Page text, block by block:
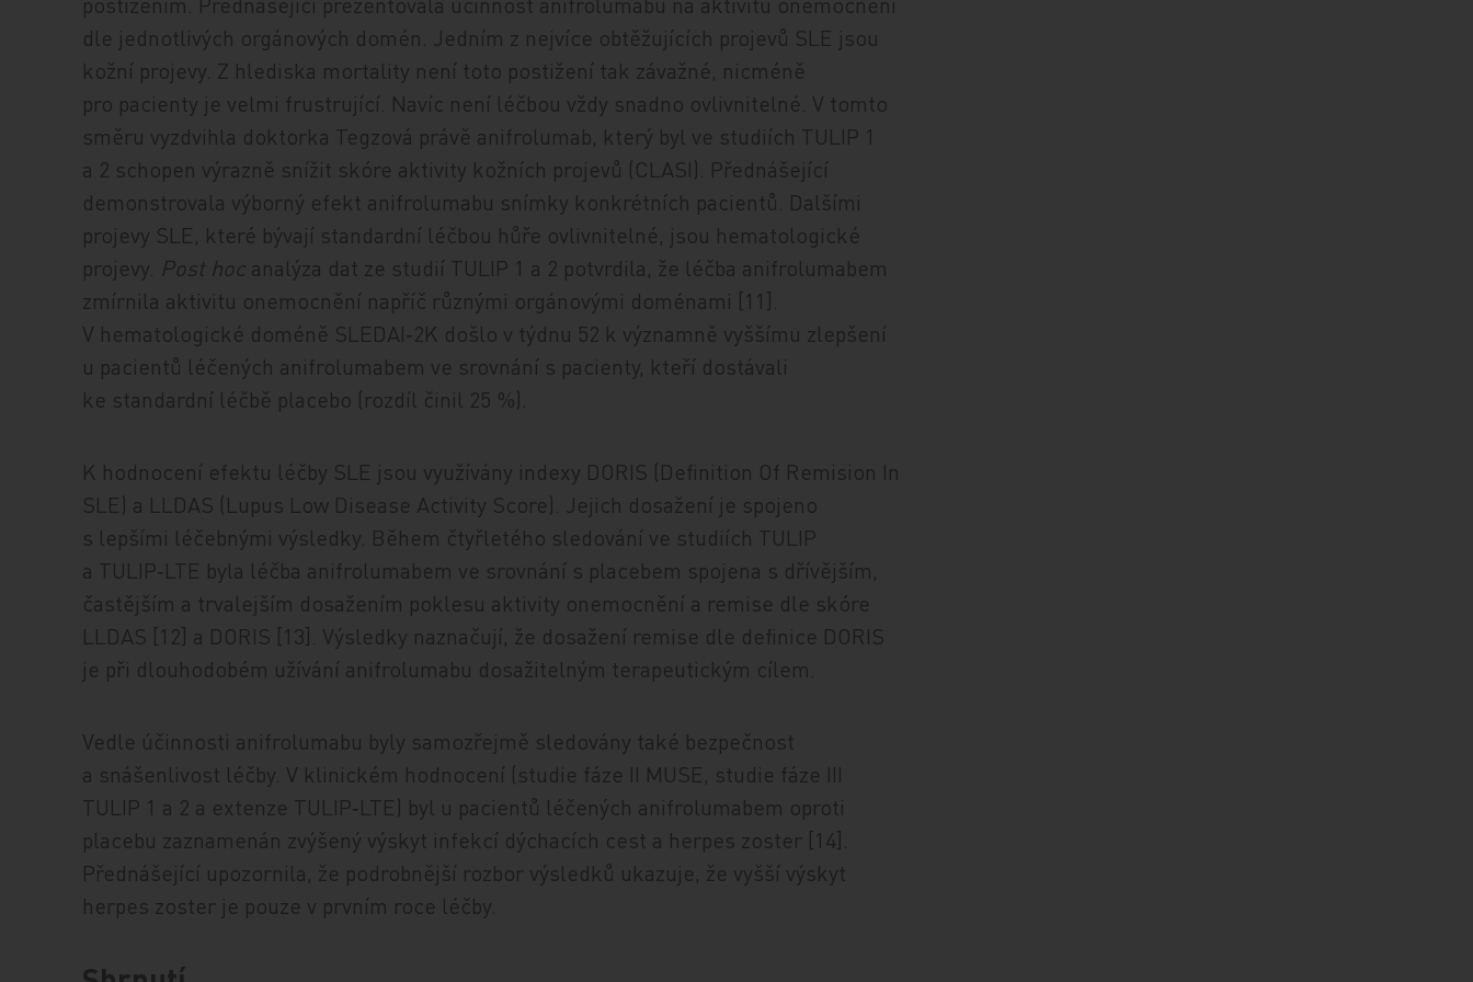
dle jednotlivých orgánových domén. Jedním z nejvíce obtěžujících projevů SLE jsou
kožní projevy. Z hlediska mortality není toto postižení tak závažné, nicméně
pro pacienty je velmi frustrující. Navíc není léčbou vždy snadno ovlivnitelné. V tomto
směru vyzdvihla doktorka Tegzová právě anifrolumab, který byl ve studiích TULIP 1
a 2 schopen výrazně snížit skóre aktivity kožních projevů (CLASI). Přednášející
demonstrovala výborný efekt anifrolumabu snímky konkrétních pacientů. Dalšími
projevy SLE, které bývají standardní léčbou hůře ovlivnitelné, jsou hematologické
projevy. Post hoc analýza dat ze studií TULIP 1 a 2 potvrdila, že léčba anifrolumabem
zmírnila aktivitu onemocnění napříč různými orgánovými doménami [11].
V hematologické doméně SLEDAI‑2K došlo v týdnu 52 k významně vyššímu zlepšení
u pacientů léčených anifrolumabem ve srovnání s pacienty, kteří dostávali
ke standardní léčbě placebo (rozdíl činil 25 %).
K hodnocení efektu léčby SLE jsou využívány indexy DORIS (Definition Of Remision In
SLE) a LLDAS (Lupus Low Disease Activity Score). Jejich dosažení je spojeno
s lepšími léčebnými výsledky. Během čtyřletého sledování ve studiích TULIP
a TULIP‑LTE byla léčba anifrolumabem ve srovnání s placebem spojena s dřívějším,
častějším a trvalejším dosažením poklesu aktivity onemocnění a remise dle skóre
LLDAS [12] a DORIS [13]. Výsledky naznačují, že dosažení remise dle definice DORIS
je při dlouhodobém užívání ani­fro­lu­ma­bu dosažitelným terapeutickým cílem.
Vedle účinnosti anifrolumabu byly samozřejmě sledovány také bezpečnost
a snášenlivost léčby. V klinickém hodnocení (studie fáze II MUSE, studie fáze III
TULIP 1 a 2 a extenze TULIP‑LTE) byl u pacientů léčených anifrolumabem oproti
placebu zaznamenán zvýšený výskyt infekcí dýchacích cest a herpes zoster [14].
Přednášející upozornila, že podrobnější rozbor výsledků ukazuje, že vyšší výskyt
herpes zoster je pouze v prvním roce léčby.